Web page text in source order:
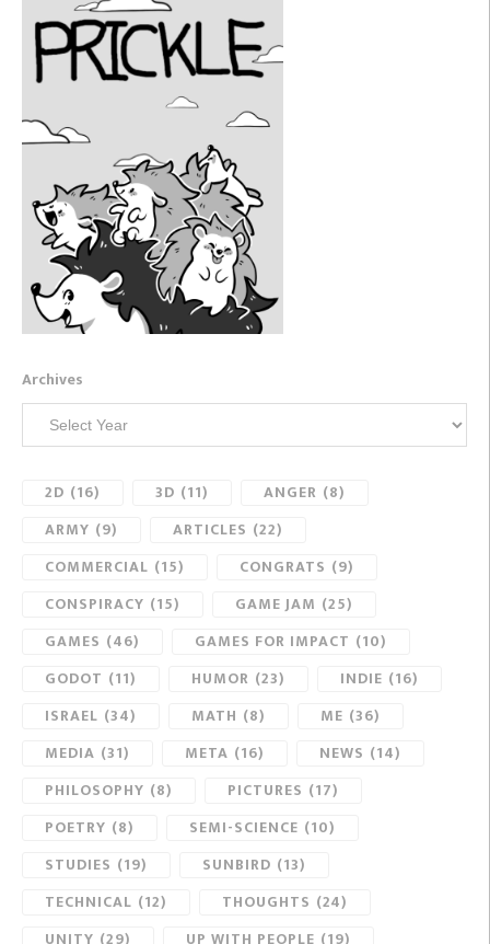
Archives
2D (16) 3D (11) ANGER (8)
ARMY (9) ARTICLES (22)
COMMERCIAL (15) CONGRATS (9)
CONSPIRACY (15) GAME JAM (25)
GAMES (46) GAMES FOR IMPACT (10)
GODOT (11) HUMOR (23) INDIE (16)
ISRAEL (34) MATH (8) ME (36)
MEDIA (31) META (16) NEWS (14)
PHILOSOPHY (8) PICTURES (17)
POETRY (8) SEMI-SCIENCE (10)
STUDIES (19) SUNBIRD (13)
TECHNICAL (12) THOUGHTS (24)
UNITY (29) UP WITH PEOPLE (19)